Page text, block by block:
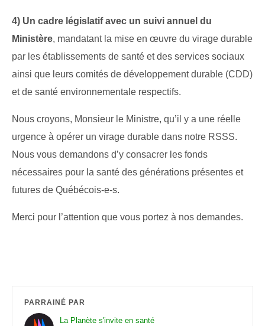
4) Un cadre législatif avec un suivi annuel du
Ministère, mandatant la mise en œuvre du virage durable
par les établissements de santé et des services sociaux
ainsi que leurs comités de développement durable (CDD)
et de santé environnementale respectifs.
Nous croyons, Monsieur le Ministre, qu’il y a une réelle
urgence à opérer un virage durable dans notre RSSS.
Nous vous demandons d’y consacrer les fonds
nécessaires pour la santé des générations présentes et
futures de Québécois-e-s.
Merci pour l’attention que vous portez à nos demandes.
PARRAINÉ PAR
La Planète s'invite en santé